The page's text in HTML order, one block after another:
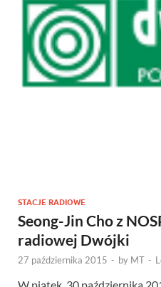
STACJE RADIOWE
Seong-Jin Cho z
radiowej Dwójki
27 października 2015 - by MT -